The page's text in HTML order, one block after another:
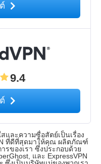
9.4
และความซื่อสัตย์เป็นเรื่อง
ที่ดีที่สุดมาให้คุณ ผลิตภัณฑ์
รของเรา ซึ่งประกอบด้วย
และ ExpressVPN